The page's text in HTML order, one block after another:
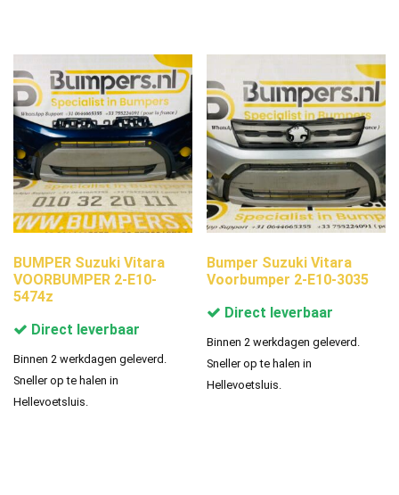
BUMPER Suzuki Vitara
VOORBUMPER 2-E10-
5474z
Direct leverbaar
Binnen 2 werkdagen geleverd.
Sneller op te halen in
Hellevoetsluis.
Bumper Suzuki Vitara
Voorbumper 2-E10-3035
Direct leverbaar
Binnen 2 werkdagen geleverd.
Sneller op te halen in
Hellevoetsluis.